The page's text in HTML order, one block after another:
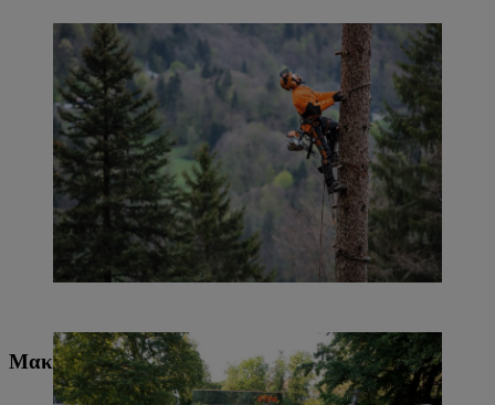
Μακροπρόθεσμη κοινωνική δέσμευση